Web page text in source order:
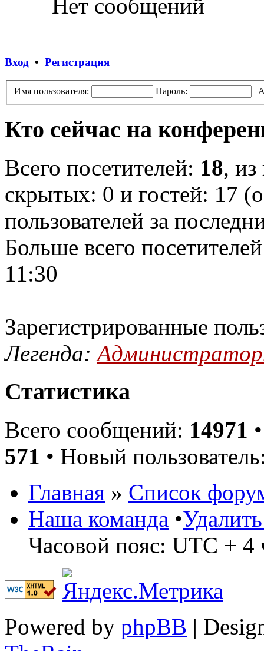
Нет сообщений
Вход • Регистрация
Имя пользователя: Пароль: |
Кто сейчас на
Всего посетителей: 18, из
скрытых: 0 и гостей: 17
пользователей за
Больше всего
11:30
Зарегистрированные
Легенда:
Статистика
Всего сообщений: 14971
571 • Новый
Главная » Список
Наша команда •
Часовой пояс: UTC + 4
Powered by phpBB |